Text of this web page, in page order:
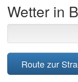
Wetter in
Route zur